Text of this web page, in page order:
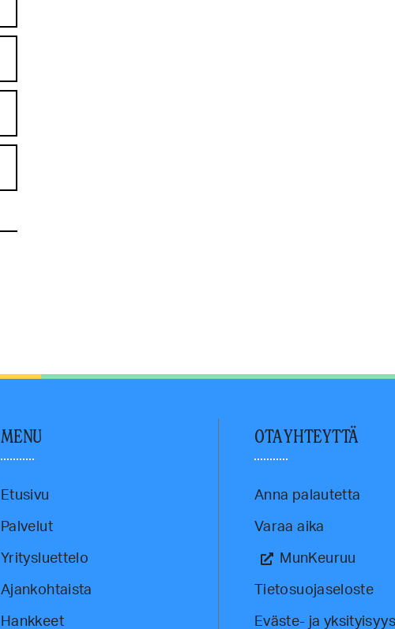
MENU
Etusivu
Palvelut
Yritysluettelo
Ajankohtaista
Hankkeet
OTA YHTEYTTÄ
Anna palautetta
Varaa aika
MunKeuruu
Tietosuojaseloste
Eväste- ja